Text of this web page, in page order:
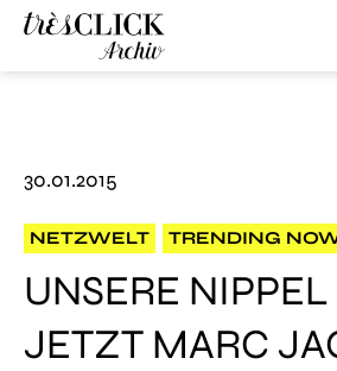
30.01.2015
NETZWELT TRENDING
UNSERE
JETZT MARC